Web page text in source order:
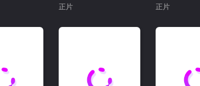
正片 正片